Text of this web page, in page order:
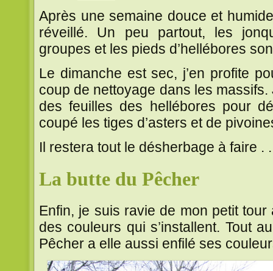
Après une semaine douce et
réveillé. Un peu partout, les
groupes et les pieds d’hellébores
Le dimanche est sec, j’en profite
coup de nettoyage dans les massifs.
des feuilles des hellébores pour
coupé les tiges d’asters et de
Il restera tout le désherbage à faire .
La butte du Pêcher
Enfin, je suis ravie de mon petit
des couleurs qui s’installent. Tout
Pêcher a elle aussi enfilé ses